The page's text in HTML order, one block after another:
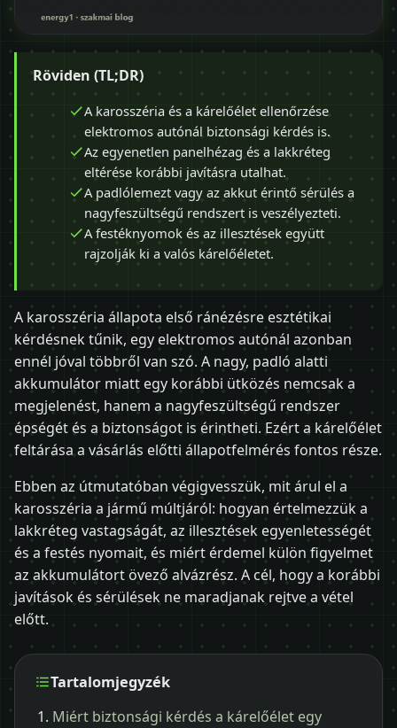
Röviden (TL;DR)
A karosszéria és a kárelőélet ellenőrzése
elektromos autónál biztonsági kérdés is.
Az egyenetlen panelhézag és a lakkréteg
eltérése korábbi javításra utalhat.
A padlólemezt vagy az akkut érintő sérülés a
nagyfeszültségű rendszert is veszélyezteti.
A festéknyomok és az illesztések együtt
rajzolják ki a valós kárelőéletet.
A karosszéria állapota első ránézésre esztétikai
kérdésnek tűnik, egy elektromos autónál azonban
ennél jóval többről van szó. A nagy, padló alatti
akkumulátor miatt egy korábbi ütközés nemcsak a
megjelenést, hanem a nagyfeszültségű rendszer
épségét és a biztonságot is érintheti. Ezért a kárelőélet
feltárása a vásárlás előtti állapotfelmérés fontos része.
Ebben az útmutatóban végigvesszük, mit árul el a
karosszéria a jármű múltjáról: hogyan értelmezzük a
lakkréteg vastagságát, az illesztések egyenletességét
és a festés nyomait, és miért érdemel külön figyelmet
az akkumulátort övező alvázrész. A cél, hogy a korábbi
javítások és sérülések ne maradjanak rejtve a vétel
előtt.
Tartalomjegyzék
Miért biztonsági kérdés a kárelőélet egy